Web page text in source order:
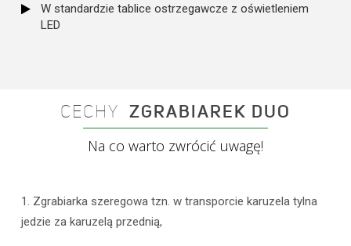
W standardzie tablice ostrzegawcze z oświetleniem
LED
CECHY ZGRABIAREK DUO
Na co warto zwrócić uwagę!
1. Zgrabiarka szeregowa tzn. w transporcie karuzela tylna
jedzie za karuzelą przednią,